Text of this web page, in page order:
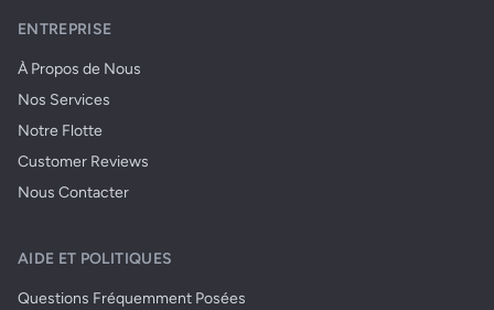
ENTREPRISE
À Propos de Nous
Nos Services
Notre Flotte
Customer Reviews
Nous Contacter
AIDE ET POLITIQUES
Questions Fréquemment Posées